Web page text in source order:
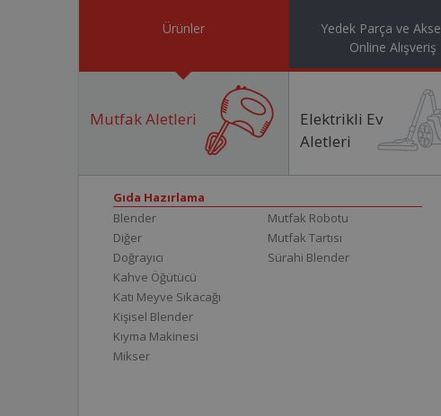
Ürünler
Yedek Parça ve
Online Alışveriş
Mutfak Aletleri
Elektrikli Ev
Aletleri
Gıda Hazırlama
Blender
Diğer
Doğrayıcı
Kahve Öğütücü
Katı Meyve Sıkacağı
Kişisel Blender
Kıyma Makinesi
Mikser
Mutfak Robotu
Mutfak Tartısı
Sürahi Blender